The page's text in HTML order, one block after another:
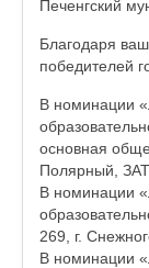
Печенгский
Благодаря
победителей
В номинации
основная
Полярный,
В номинации
269, г.
В номинации